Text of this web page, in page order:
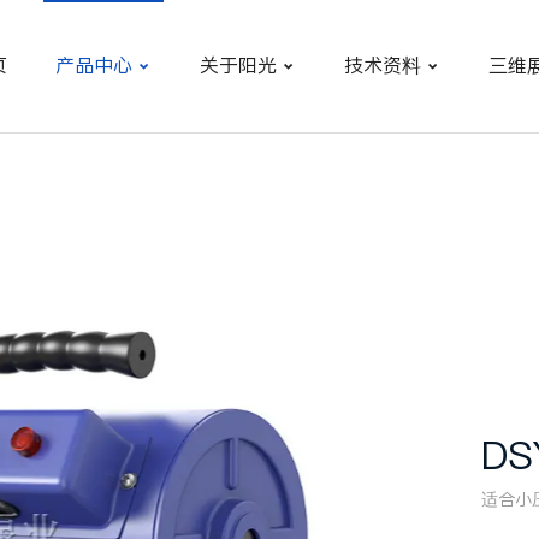
产品中心  关于阳光  技术资料  三维
适合小